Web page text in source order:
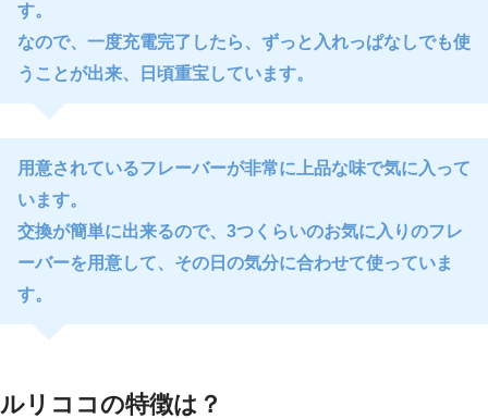
す。
なので、一度充電完了したら、ずっと入れっぱなしでも使
うことが出来、日頃重宝しています。
用意されているフレーバーが非常に上品な味で気に入って
います。
交換が簡単に出来るので、3つくらいのお気に入りのフレ
ーバーを用意して、その日の気分に合わせて使っていま
す。
ルリココの特徴は？